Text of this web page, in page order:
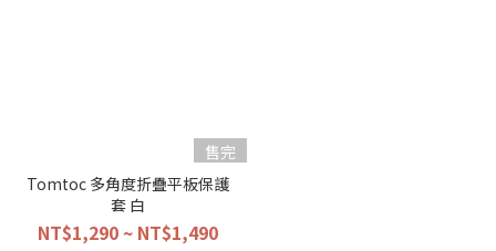
售完
Tomtoc 多角度折疊平板保護
套 白
NT$1,290 ~ NT$1,490